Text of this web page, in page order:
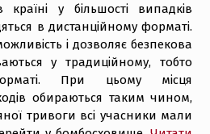
у більшості випадків
в дистанційному форматі.
і дозволяє безпекова
у традиційному, тобто
При цьому місця
обираються таким чином,
тривоги всі учасники мали